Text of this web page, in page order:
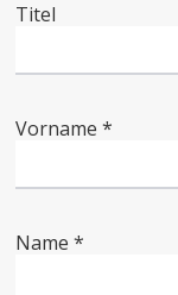
Titel
Vorname *
Name *